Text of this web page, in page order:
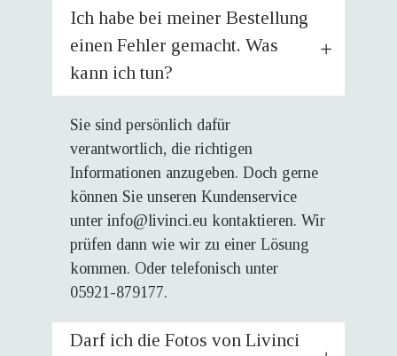
Ich habe bei meiner Bestellung
einen Fehler gemacht. Was
kann ich tun?
Sie sind persönlich dafür
verantwortlich, die richtigen
Informationen anzugeben. Doch gerne
können Sie unseren Kundenservice
unter info@livinci.eu kontaktieren. Wir
prüfen dann wie wir zu einer Lösung
kommen. Oder telefonisch unter
05921-879177.
Darf ich die Fotos von Livinci